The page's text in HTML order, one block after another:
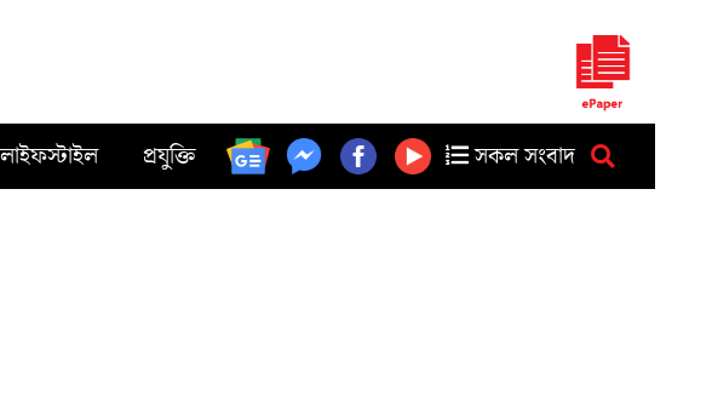
লাইফস্টাইল প্রযুক্তি সকল সংবাদ